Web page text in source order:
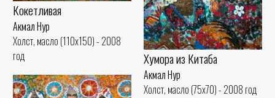
Кокетливая
Акмал Нур
Холст, масло (110x150) - 2008
год
Хумора из Китаба
Акмал Нур
Холст, масло (75x70) - 2008 год